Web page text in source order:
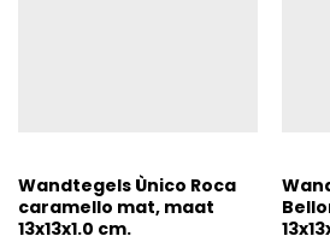
Wandtegels Ùnico Roca
caramello mat, maat
13x13x1.0 cm.